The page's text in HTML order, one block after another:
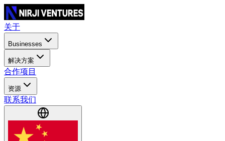
关于
Businesses
解决方案
合作项目
资源
联系我们